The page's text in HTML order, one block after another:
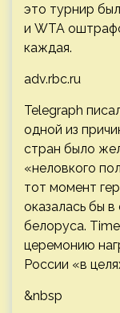
это турнир
и WTA
каждая.
adv.rbc.ru
Telegraph
одной из
стран было
«неловкого
тот момент
оказалась бы
белоруса.
церемонию
России «в
&nbsp